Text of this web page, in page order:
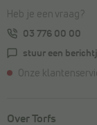
Heb je een vraag?
03 776 00 00
stuur een
Onze
Over Torfs